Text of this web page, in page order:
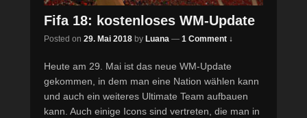
Fifa 18: kostenloses WM-Update
Posted on 29. Mai 2018 by Luana — 1 Comment ↓
Heute am 29. Mai ist das neue WM-Update
gekommen, in dem man eine Nation wählen kann
und auch ein weiteres Ultimate Team aufbauen
kann. Auch einige Icons sind vertreten, die man in